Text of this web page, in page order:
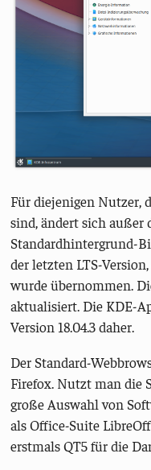
Für diejenigen Nutzer,
sind, ändert sich außer
Standardhintergrund-
der letzten LTS-
wurde übernommen.
aktualisiert. Die KDE-
Version 18.04.3 daher.
Der Standard-
Firefox. Nutzt man die
große Auswahl von
als Office-Suite
erstmals QT5 für die